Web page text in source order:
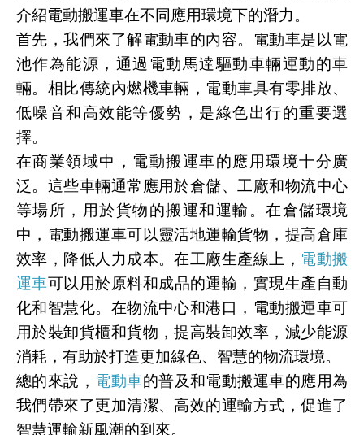
介紹電動搬運車在不同應用環境下的潛力。
首先，我們來了解電動車的內容。電動車是以電
池作為能源，通過電動馬達驅動車輛運動的車
輛。相比傳統內燃機車輛，電動車具有零排放、
低噪音和高效能等優勢，是綠色出行的重要選
擇。
在商業領域中，電動搬運車的應用環境十分廣
泛。這些車輛通常應用於倉儲、工廠和物流中心
等場所，用於貨物的搬運和運輸。在倉儲環境
中，電動搬運車可以靈活地運輸貨物，提高倉庫
效率，降低人力成本。在工廠生產線上， 電動搬
運車可以用於原料和成品的運輸，實現生產自動
化和智慧化。在物流中心和港口，電動搬運車可
用於裝卸貨櫃和貨物，提高裝卸效率，減少能源
消耗，有助於打造更加綠色、智慧的物流環境。
總的來說， 電動車的普及和電動搬運車的應用為
我們帶來了更加清潔、高效的運輸方式，促進了
智慧運輸新風潮的到來。